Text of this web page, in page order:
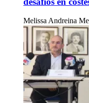
Melissa Andreina